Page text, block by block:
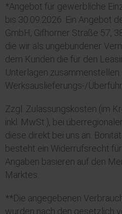
*Angebot für gewerbliche
bis 30.09.2026. Ein Angebot
GmbH, Gifhorner Straße 57,
die wir als ungebundener
dem Kunden die für den
Unterlagen zusammenstellen.
Werksauslieferungs-/
Zzgl. Zulassungskosten (im
inkl. MwSt.), bei
diese direkt bei uns an.
besteht ein Widerrufsrecht
Angaben basieren auf den
Marktes.
**Die angegebenen
wurden nach den gesetzlich